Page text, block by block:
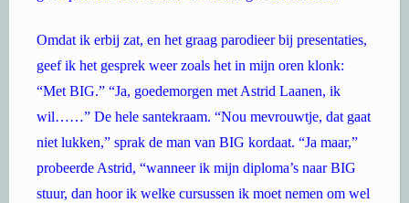
Omdat ik erbij zat, en het graag parodieer bij presentaties,
geef ik het gesprek weer zoals het in mijn oren klonk:
“Met BIG.” “Ja, goedemorgen met Astrid Laanen, ik
wil……” De hele santekraam. “Nou mevrouwtje, dat gaat
niet lukken,” sprak de man van BIG kordaat. “Ja maar,”
probeerde Astrid, “wanneer ik mijn diploma’s naar BIG
stuur, dan hoor ik welke cursussen ik moet nemen om wel